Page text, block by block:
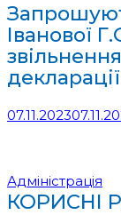
Іванової
07.11.2023
Адміністрація
КОРИСНІ